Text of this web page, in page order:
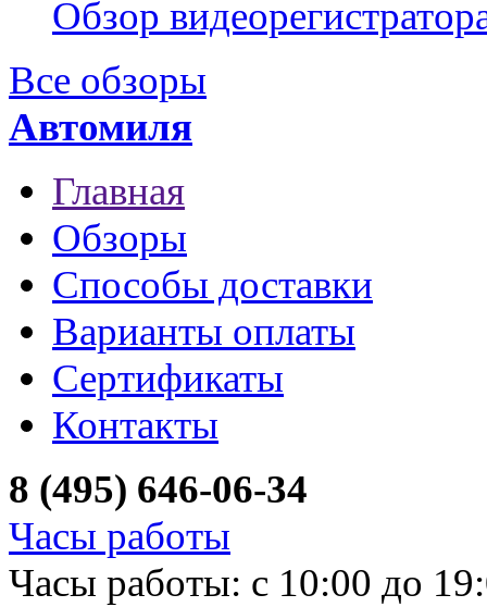
Обзор
Все обзоры
Автомиля
Главная
Обзоры
Способы доставки
Варианты оплаты
Сертификаты
Контакты
8 (495) 646-06-34
Часы работы
Часы работы: с 10:00 до